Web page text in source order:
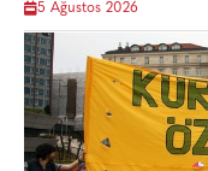
5 Ağustos 2026